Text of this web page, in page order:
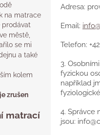
na matrace
prodávat
městě,
se mi
a také
kolem
zrušen
matrací
Adresa:
Email:
Telefon:
3.
fyzickou
například
4. Správce
jsou: